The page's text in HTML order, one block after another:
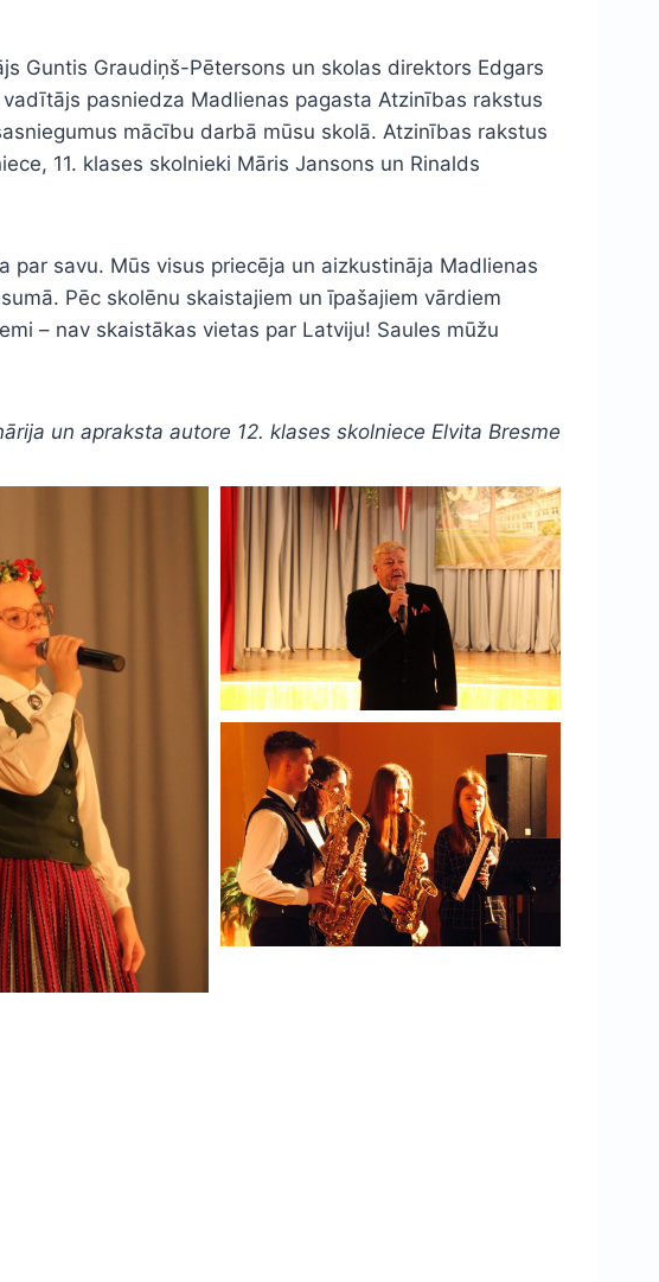
Guntis Graudiņš-Pētersons un skolas direktors Edgars
pasniedza Madlienas pagasta Atzinības rakstus
mācību darbā mūsu skolā. Atzinības rakstus
11. klases skolnieki Māris Jansons un Rinalds
savu. Mūs visus priecēja un aizkustināja Madlienas
Pēc skolēnu skaistajiem un īpašajiem vārdiem
– nav skaistākas vietas par Latviju! Saules mūžu
un apraksta autore 12. klases skolniece Elvita Bresme